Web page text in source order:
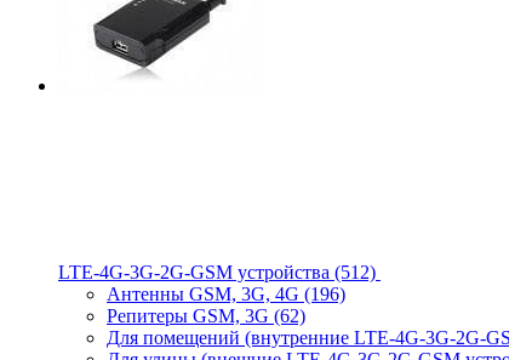
LTE-4G-3G-2G-GSM устройства (512)
Антенны GSM, 3G, 4G (196)
Репитеры GSM, 3G (62)
Для помещений (внутренние LTE-4G-3G-2G-